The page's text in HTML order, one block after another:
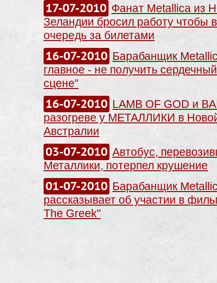
17-07-2010 Фанат Metallica из
Зеландии бросил работу чтобы
очередь за билетами
16-07-2010 Барабанщик
главное - не получить
сцене"
16-07-2010 LAMB OF GOD и
разогреве у МЕТАЛЛИКИ в
Австралии
03-07-2010 Автобус,
Металлики, потерпел крушение
01-07-2010 Барабанщик
рассказывает об участии в
The Greek"